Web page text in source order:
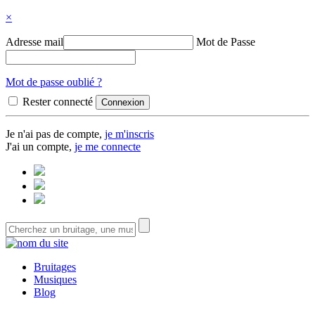
×
Adresse mail Mot de Passe
Mot de passe oublié ?
Rester connecté
Je n'ai pas de compte, je m'inscris
J'ai un compte, je me connecte
Bruitages
Musiques
Blog